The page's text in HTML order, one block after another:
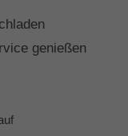
genießen